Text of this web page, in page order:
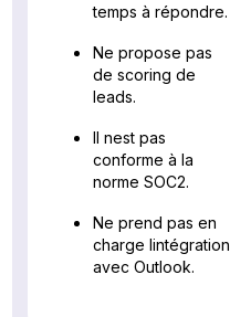
temps à répondre.
Ne propose pas
de scoring de
leads.
Il nest pas
conforme à la
norme SOC2.
Ne prend pas en
charge lintégration
avec Outlook.